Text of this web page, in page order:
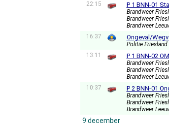
22:15 P 1 BNN-01
Brandweer
Brandweer
Brandweer
16:37
Ongeval/
Politie Friesland
13:11
P 1 BNN-02
Brandweer
Brandweer
Brandweer
10:37
P 2 BNN-01
Brandweer
Brandweer
Brandweer
9 december